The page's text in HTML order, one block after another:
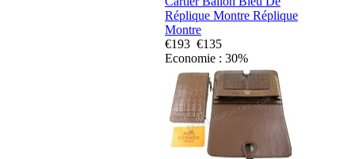
Réplique Montre Réplique
Montre
€193 €135
Economie : 30%